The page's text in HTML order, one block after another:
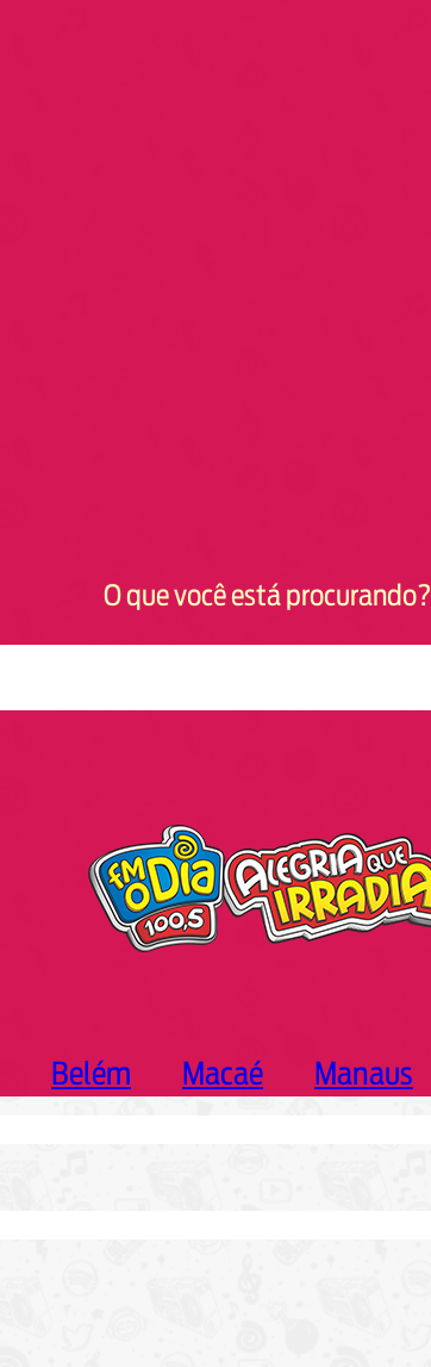
O que você está procurando?
Belém Macaé Manaus